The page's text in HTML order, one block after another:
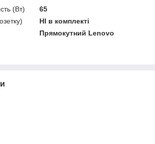
(Вт)
65
НІ в комплекті
Прямокутний Lenovo